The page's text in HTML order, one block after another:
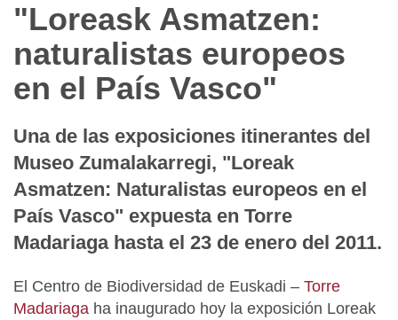
"Loreask Asmatzen:
naturalistas europeos
en el País Vasco"
Una de las exposiciones itinerantes del
Museo Zumalakarregi, "Loreak
Asmatzen: Naturalistas europeos en el
País Vasco" expuesta en Torre
Madariaga hasta el 23 de enero del 2011.
El Centro de Biodiversidad de Euskadi – Torre
Madariaga ha inaugurado hoy la exposición Loreak